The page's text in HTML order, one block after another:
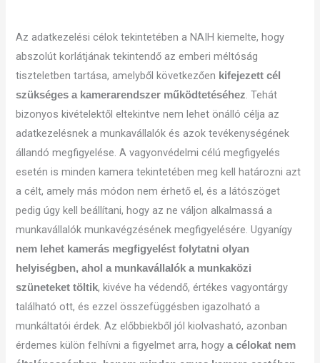
Az adatkezelési célok tekintetében a NAIH kiemelte, hogy
abszolút korlátjának tekintendő az emberi méltóság
tiszteletben tartása, amelyből következően kifejezett cél
szükséges a kamerarendszer működtetéséhez. Tehát
bizonyos kivételektől eltekintve nem lehet önálló célja az
adatkezelésnek a munkavállalók és azok tevékenységének
állandó megfigyelése. A vagyonvédelmi célú megfigyelés
esetén is minden kamera tekintetében meg kell határozni azt
a célt, amely más módon nem érhető el, és a látószöget
pedig úgy kell beállítani, hogy az ne váljon alkalmassá a
munkavállalók munkavégzésének megfigyelésére. Ugyanígy
nem lehet kamerás megfigyelést folytatni olyan
helyiségben, ahol a munkavállalók a munkaközi
szüneteket töltik, kivéve ha védendő, értékes vagyontárgy
található ott, és ezzel összefüggésben igazolható a
munkáltatói érdek. Az előbbiekből jól kiolvasható, azonban
érdemes külön felhívni a figyelmet arra, hogya célokat nem